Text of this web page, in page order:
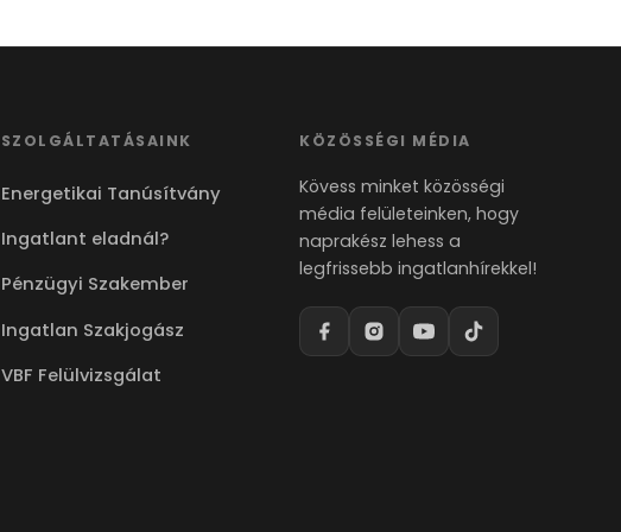
SZOLGÁLTATÁSAINK
Energetikai Tanúsítvány
Ingatlant eladnál?
Pénzügyi Szakember
Ingatlan Szakjogász
VBF Felülvizsgálat
KÖZÖSSÉGI MÉDIA
Kövess minket közösségi
média felületeinken, hogy
naprakész lehess a
legfrissebb ingatlanhírekkel!